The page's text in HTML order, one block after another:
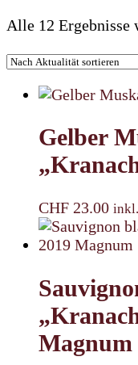
Alle 12 Ergebnisse
Gelber
CHF 23.00
Magnum